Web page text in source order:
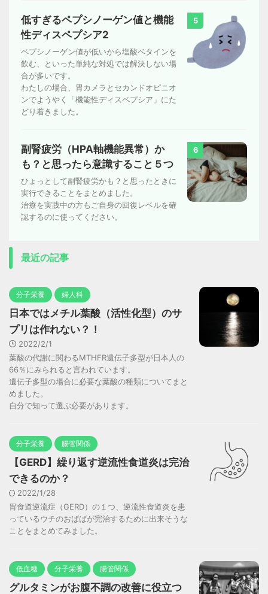
5
低すぎるペプシノーゲン値と機能
性ディスペプシア2
ペプシノーゲン値が低いから塩酸ベタインを
飲む、といった単純な対処では解決しない場
合が多いです。
わたしの場合、胃カメラとセカンドオピニオ
ンでようやく「機能性ディスペプシア」にた
どり着きました。
6
副腎疲労（HPA軸機能異常）か
も？と思ったら意識すること５つ
ひょっとして副腎疲労かも？と思ったときに
実行できることをまとめました。
治療を実践中の方もご自身の回復レベルを確
認するのに使ってください。
最近の記事
分子栄養 婦人科
日本ではメチル葉酸（活性化型）のサ
プリは作れない？！
2022/2/1
葉酸の代謝に関わるMTHFR遺伝子多型が日本人の
66％にみられると言われています。
遺伝子多型の場合に必要な葉酸の種類についてまと
めました。
自分で知って選ぶ必要があります。
分子栄養 腸管関係
【GERD】繰り返す逆流性食道炎は完治
できるのか？
2022/1/28
胃食道逆流症（GERD）の１つ、逆流性食道炎を患
っているウチのおばばが完治するために出来そうな
ことをまとめてみました。
低血糖 分子栄養 腸管関係
グルタミンがお腹不調の改善に役立つ